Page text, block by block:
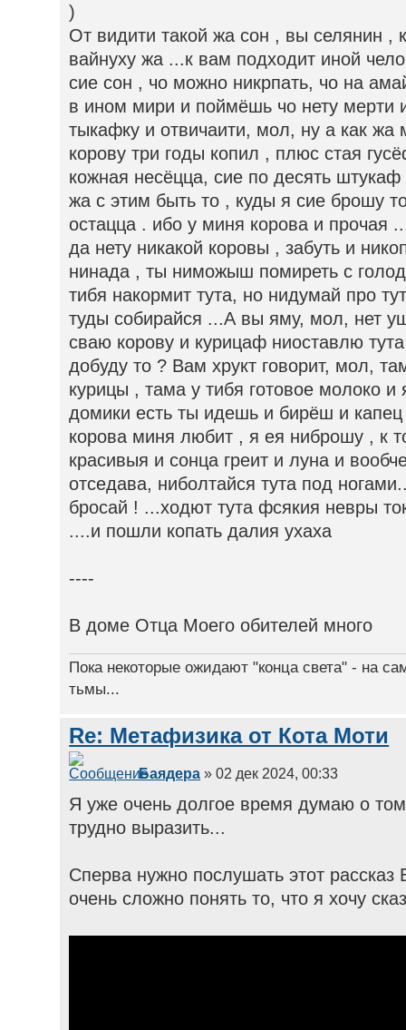
)
От видити такой жа сон , вы селянин ,
вайнуху жа ...к вам подходит иной
сие сон , чо можно никрпать, чо на
в ином мири и поймёшь чо нету мерти
тыкафку и отвичаити, мол, ну а как
корову три годы копил , плюс стая
кожная несёцца, сие по десять
жа с этим быть то , куды я сие брошу
остацца . ибо у миня корова и прочая
да нету никакой коровы , забуть и
нинада , ты ниможыш помиреть с
тибя накормит тута, но нидумай про
туды собирайся ...А вы яму, мол, нет
сваю корову и курицаф ниоставлю
добуду то ? Вам хрукт говорит, мол,
курицы , тама у тибя готовое молоко
домики есть ты идешь и бирёш и
корова миня любит , я ея ниброшу , к
красивыя и сонца греит и луна и
отседава, ниболтайся тута под
бросай ! ...ходют тута фсякия невры
....и пошли копать далия ухаха
----
В доме Отца Моего обителей много
Пока некоторые ожидают "конца света" - на
тьмы...
Re: Метафизика от Кота Моти
Баядера » 02 дек 2024, 00:33
Я уже очень долгое время думаю о
трудно выразить...
Сперва нужно послушать этот рассказ
очень сложно понять то, что я хочу